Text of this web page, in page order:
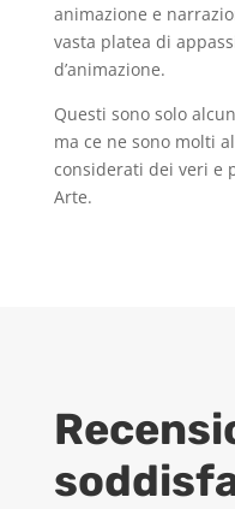
animazione e
vasta platea di
d’animazione.
Questi sono solo
ma ce ne sono molti
considerati dei veri e
Arte.